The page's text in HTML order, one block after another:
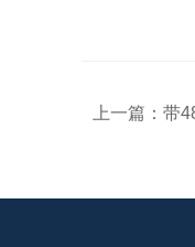
上一篇： 带